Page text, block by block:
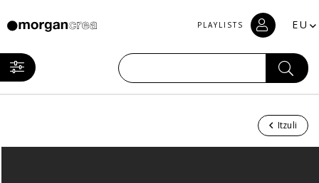
PLAYLISTS EU
Itzuli